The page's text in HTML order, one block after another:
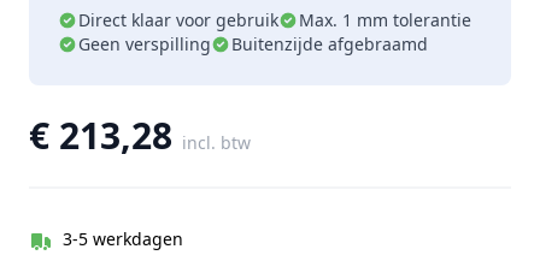
Direct klaar voor gebruik
Max. 1 mm tolerantie
Geen verspilling
Buitenzijde afgebraamd
€ 213,28 incl. btw
3-5 werkdagen